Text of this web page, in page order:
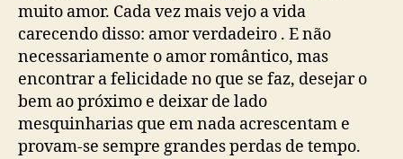
muito amor. Cada vez mais vejo a vida
carecendo disso: amor verdadeiro . E não
necessariamente o amor romântico, mas
encontrar a felicidade no que se faz, desejar o
bem ao próximo e deixar de lado
mesquinharias que em nada acrescentam e
provam-se sempre grandes perdas de tempo.